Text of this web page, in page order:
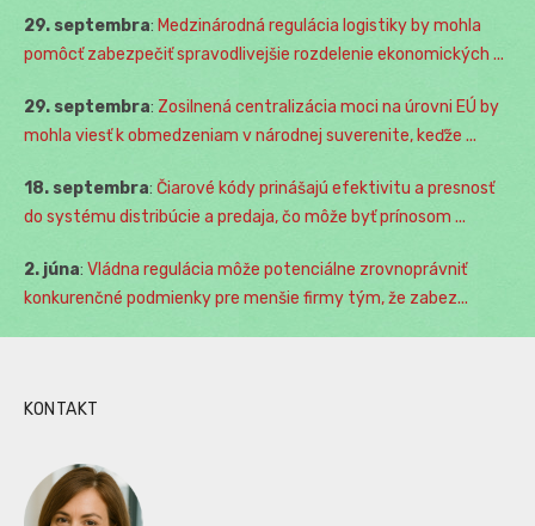
29. septembra: Medzinárodná regulácia logistiky by mohla
pomôcť zabezpečiť spravodlivejšie rozdelenie ekonomických ...
29. septembra: Zosilnená centralizácia moci na úrovni EÚ by
mohla viesť k obmedzeniam v národnej suverenite, keďže ...
18. septembra: Čiarové kódy prinášajú efektivitu a presnosť
do systému distribúcie a predaja, čo môže byť prínosom ...
2. júna: Vládna regulácia môže potenciálne zrovnoprávniť
konkurenčné podmienky pre menšie firmy tým, že zabez...
KONTAKT